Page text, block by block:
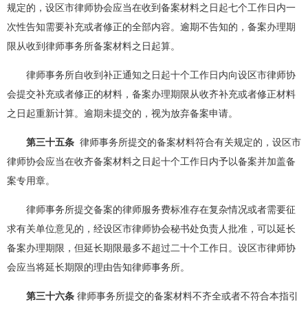
规定的，设区市律师协会应当在收到备案材料之日起七个工作日内一
次性告知需要补充或者修正的全部内容。逾期不告知的，备案办理期
限从收到律师事务所备案材料之日起算。
律师事务所自收到补正通知之日起十个工作日内向设区市律师协
会提交补充或者修正的材料，备案办理期限从收齐补充或者修正材料
之日起重新计算。逾期未提交的，视为放弃备案申请。
第三十五条 律师事务所提交的备案材料符合有关规定的，设区市
律师协会应当在收齐备案材料之日起十个工作日内予以备案并加盖备
案专用章。
律师事务所提交备案的律师服务费标准存在复杂情况或者需要征
求有关单位意见的，经设区市律师协会秘书处负责人批准，可以延长
备案办理期限，但延长期限最多不超过二十个工作日。设区市律师协
会应当将延长期限的理由告知律师事务所。
第三十六条 律师事务所提交的备案材料不齐全或者不符合本指引